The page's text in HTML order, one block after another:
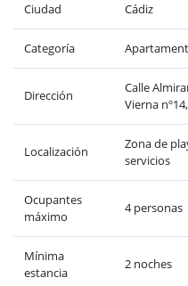
Ciudad Cádiz
Categoría
Dirección
Calle
Vierna
Localización
Zona de
servicios
Ocupantes
máximo
4 personas
Mínima
estancia
2 noches